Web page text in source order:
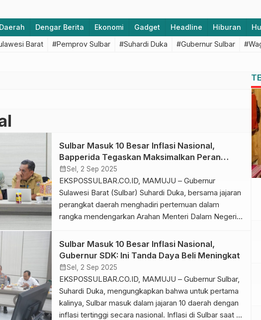
Daerah Dengar Berita Ekonomi Gadget Headline Hiburan
Barat #Pemprov Sulbar #Suhardi Duka #Gubernur Sulbar
Sulbar Masuk 10 Besar Inflasi Nasional,
Bapperida Tegaskan Maksimalkan Peran
Perencanaan Hadapi Tantangan Inflasi
calendar_monthSel, 2 Sep 2025
EKSPOSSULBAR.CO.ID, MAMUJU – Gubernur
Sulawesi Barat (Sulbar) Suhardi Duka, bersama jajaran
perangkat daerah menghadiri pertemuan dalam
rangka mendengarkan Arahan Menteri Dalam Negeri
dengan Rapat Koordinasi Pengendalian Inflasi Tahun
2025, Selasa (2/9/2025). Kegiatan ini dihadiri secara
virtual dari Ruang Oval Kantor Gubernur Sulbar. Rapat
tersebut dipusatkan di Kantor Kemendagri RI. […]
Sulbar Masuk 10 Besar Inflasi Nasional,
Gubernur SDK: Ini Tanda Daya Beli Meningkat
calendar_monthSel, 2 Sep 2025
EKSPOSSULBAR.CO.ID, MAMUJU – Gubernur Sulbar,
Suhardi Duka, mengungkapkan bahwa untuk pertama
kalinya, Sulbar masuk dalam jajaran 10 daerah dengan
inflasi tertinggi secara nasional. Inflasi di Sulbar saat ini